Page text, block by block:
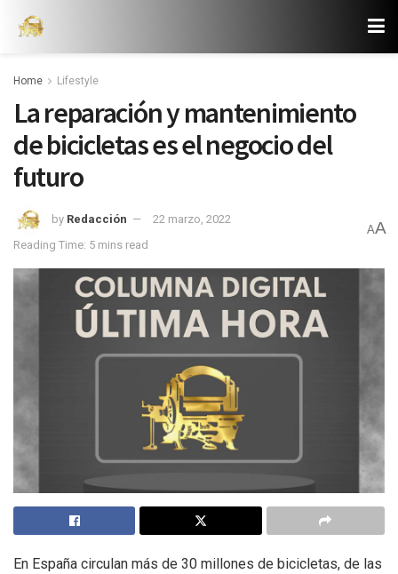
Home Lifestyle
La reparación y mantenimiento
de bicicletas es el negocio del
futuro
by Redacción
22 marzo, 2022
Reading Time: 5 mins read
AA
En España circulan más de 30 millones de bicicletas, de las